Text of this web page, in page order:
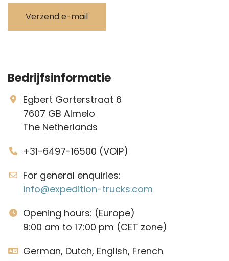
Bedrijfsinformatie
Egbert Gorterstraat 6
7607 GB Almelo
The Netherlands
+31-6497-16500 (VOIP)
For general enquiries:
info@expedition-trucks.com
Opening hours: (Europe)
9:00 am to 17:00 pm (CET zone)
German, Dutch, English, French